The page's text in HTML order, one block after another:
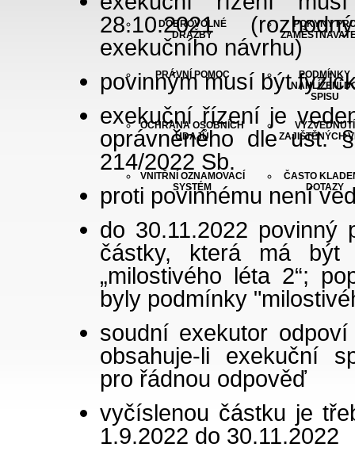
DOBROVOLNÉ
DRAŽBY
PRÁVNÍ POMOC
OCHRANA OSOBNÍCH
ÚDAJŮ
VNITŘNÍ OZNAMOVACÍ
SYSTÉM
POKYNY
PODMÍNKY
NAHLÍŽENÍ
SPISU
VYZVEDNUTÍ
ZAJIŠTĚNÝCH
ČASTO
DOTAZY
28.10.2021
exekučního návrhu)
povinným musí být
exekuční řízení je
oprávněného dle ust.
214/2022 Sb.
proti povinnému není
do 30.11.2022 povinný
částky, která má být
„milostivého léta 2“;
byly podmínky
soudní exekutor
obsahuje-li exekuční
pro řádnou odpověď
vyčíslenou částku je
1.9.2022 do 30.11.2022